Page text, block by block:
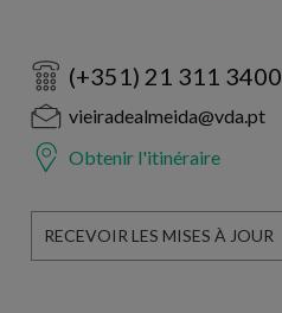
(+351) 21 311 3400
vieiradealmeida@vda.pt
Obtenir l'itinéraire
RECEVOIR LES MISES À JOUR